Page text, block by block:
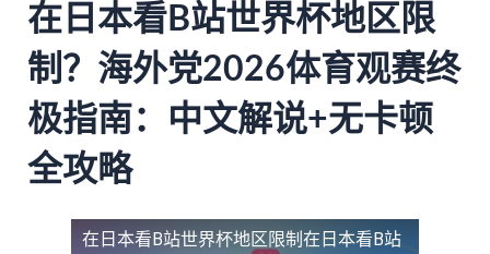
在日本看B站世界杯地区限
制？海外党2026体育观赛终
极指南：中文解说+无卡顿
全攻略
在日本看B站世界杯地区限制 在日本看B站